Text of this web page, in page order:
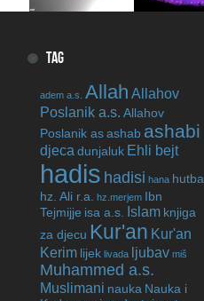
TAG
adem a.s. Allah Allahov
Poslanik a.s. Allahov
Poslanik asashab ashabi
djeca dunjaluk Ehli bejt
hadis hadisi hana hutba
hz. Ali r.a.
hz.merjem Ibn
Tejmijje isa a.s. Islam knjiga
za djecu Kur'an Kur'an
Kerim lijek livada ljubav miš
Muhammed a.s.
Muslimani nauka Nauka i